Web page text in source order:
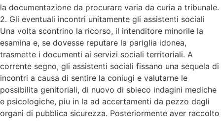
la documentazione da procurare varia da curia a tribunale.
2. Gli eventuali incontri unitamente gli assistenti sociali
Una volta scontrino la ricorso, il intenditore minorile la
esamina e, se dovesse reputare la pariglia idonea,
trasmette i documenti ai servizi sociali territoriali. A
corrente segno, gli assistenti sociali fissano una sequela di
incontri a causa di sentire la coniugi e valutarne le
possibilita genitoriali, di nuovo di sbieco indagini mediche
e psicologiche, piu in la ad accertamenti da pezzo degli
organi di pubblica sicurezza. Posteriormente aver raccolto